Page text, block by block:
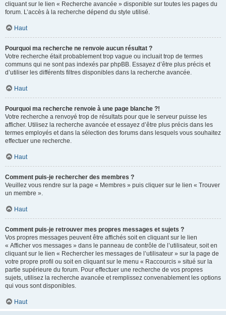
cliquant sur le lien « Recherche avancée » disponible sur toutes les pages du
forum. L’accès à la recherche dépend du style utilisé.
Haut
Pourquoi ma recherche ne renvoie aucun résultat ?
Votre recherche était probablement trop vague ou incluait trop de termes
communs qui ne sont pas indexés par phpBB. Essayez d’être plus précis et
d’utiliser les différents filtres disponibles dans la recherche avancée.
Haut
Pourquoi ma recherche renvoie à une page blanche ?!
Votre recherche a renvoyé trop de résultats pour que le serveur puisse les
afficher. Utilisez la recherche avancée et essayez d’être plus précis dans les
termes employés et dans la sélection des forums dans lesquels vous souhaitez
effectuer une recherche.
Haut
Comment puis-je rechercher des membres ?
Veuillez vous rendre sur la page « Membres » puis cliquer sur le lien « Trouver
un membre ».
Haut
Comment puis-je retrouver mes propres messages et sujets ?
Vos propres messages peuvent être affichés soit en cliquant sur le lien
« Afficher vos messages » dans le panneau de contrôle de l’utilisateur, soit en
cliquant sur le lien « Rechercher les messages de l’utilisateur » sur la page de
votre propre profil ou soit en cliquant sur le menu « Raccourcis » situé sur la
partie supérieure du forum. Pour effectuer une recherche de vos propres
sujets, utilisez la recherche avancée et remplissez convenablement les options
qui vous sont disponibles.
Haut